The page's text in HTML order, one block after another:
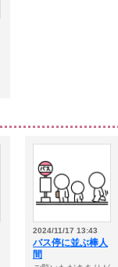
2024/11/17 13:43
バス停に並ぶ棒人
間